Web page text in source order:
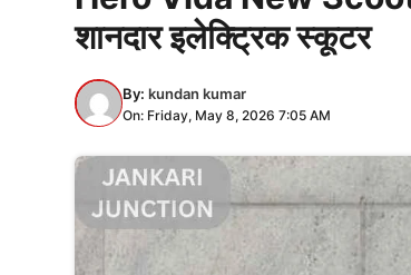
शानदार इलेक्ट्रिक स्कूटर
By: kundan kumar
On: Friday, May 8, 2026 7:05 AM